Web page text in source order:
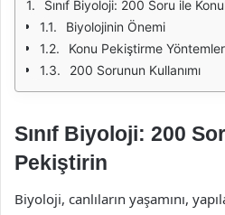
Sınıf Biyoloji: 200 Soru ile
Biyolojinin Önemi
Konu Pekiştirme
200 Sorunun Kullanımı
Sınıf Biyoloji: 200
Pekiştirin
Biyoloji, canlıların yaşamını,